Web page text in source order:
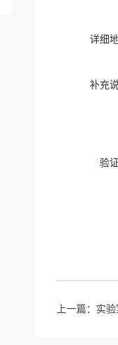
详细
补充
验
上一篇： 实